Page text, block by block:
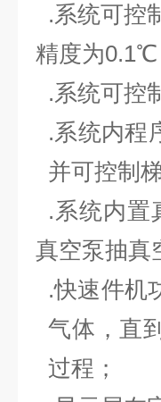
.系统可控
精度为0.1℃
.系统可控
.系统内程
并可控制
.系统内置
真空泵抽真
.快速件机
气体，直
过程；